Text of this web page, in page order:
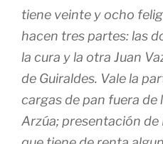
tiene veinte y ocho
hacen tres partes: las
la cura y la otra Juan
de Guiraldes. Vale la
cargas de pan fuera de
Arzúa; presentación